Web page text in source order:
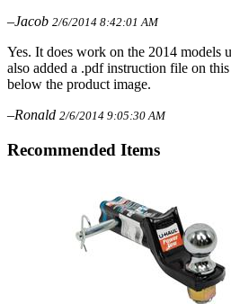
–Jacob 2/6/2014 8:42:01 AM
Yes. It does work on the 2014 models
also added a .pdf instruction file on
below the product image.
–Ronald 2/6/2014 9:05:30 AM
Recommended Items